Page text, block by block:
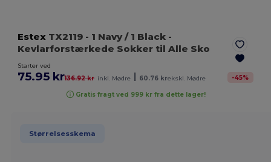
Estex TX2119 - 1 Navy / 1 Black -
Kevlarforstærkede Sokker til Alle Sko
Starter ved
75.95 kr136.92 kr inkl. Mødre 60.76 krekskl. Mødre -45%
Gratis fragt ved 999 kr fra dette lager!
Størrelsesskema